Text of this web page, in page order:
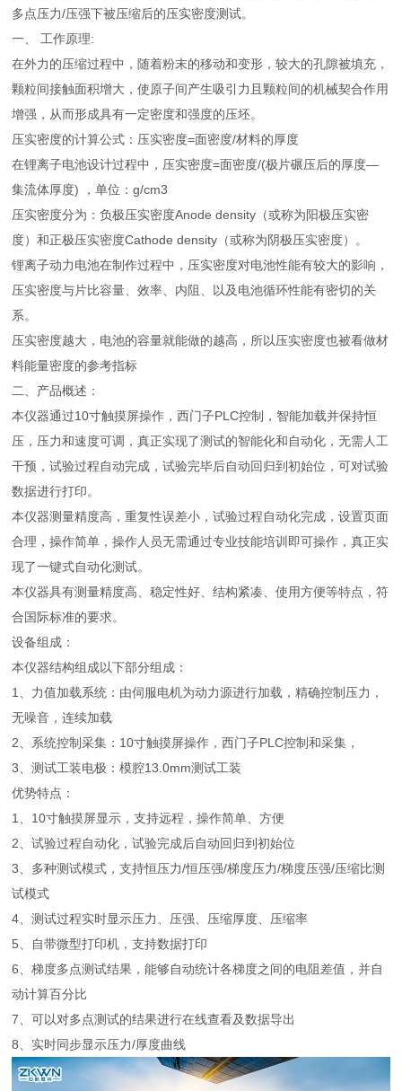
多点压力/压强下被压缩后的压实密度测试。
一、 工作原理:
在外力的压缩过程中，随着粉末的移动和变形，较大的孔隙被填充，
颗粒间接触面积增大，使原子间产生吸引力且颗粒间的机械契合作用
增强，从而形成具有一定密度和强度的压坯。
压实密度的计算公式：压实密度=面密度/材料的厚度
在锂离子电池设计过程中，压实密度=面密度/(极片碾压后的厚度—
集流体厚度) ，单位：g/cm3
压实密度分为：负极压实密度Anode density（或称为阳极压实密
度）和正极压实密度Cathode density（或称为阴极压实密度）。
锂离子动力电池在制作过程中，压实密度对电池性能有较大的影响，
压实密度与片比容量、效率、内阻、以及电池循环性能有密切的关
系。
压实密度越大，电池的容量就能做的越高，所以压实密度也被看做材
料能量密度的参考指标
二、产品概述：
本仪器通过10寸触摸屏操作，西门子PLC控制，智能加载并保持恒
压，压力和速度可调，真正实现了测试的智能化和自动化，无需人工
干预，试验过程自动完成，试验完毕后自动回归到初始位，可对试验
数据进行打印。
本仪器测量精度高，重复性误差小，试验过程自动化完成，设置页面
合理，操作简单，操作人员无需通过专业技能培训即可操作，真正实
现了一键式自动化测试。
本仪器具有测量精度高、稳定性好、结构紧凑、使用方便等特点，符
合国际标准的要求。
设备组成：
本仪器结构组成以下部分组成：
1、力值加载系统：由伺服电机为动力源进行加载，精确控制压力，
无噪音，连续加载
2、系统控制采集：10寸触摸屏操作，西门子PLC控制和采集，
3、测试工装电极：模腔13.0mm测试工装
优势特点：
1、10寸触摸屏显示，支持远程，操作简单、方便
2、试验过程自动化，试验完成后自动回归到初始位
3、多种测试模式，支持恒压力/恒压强/梯度压力/梯度压强/压缩比测
试模式
4、测试过程实时显示压力、压强、压缩厚度、压缩率
5、自带微型打印机，支持数据打印
6、梯度多点测试结果，能够自动统计各梯度之间的电阻差值，并自
动计算百分比
7、可以对多点测试的结果进行在线查看及数据导出
8、实时同步显示压力/厚度曲线